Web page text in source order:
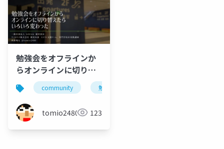
勉強会をオフラインか
らオンラインに切り替
えたらいろいろ変わっ
た
community 勉強会
tomio2480 123